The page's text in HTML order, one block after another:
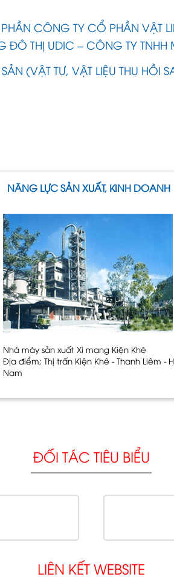
CÔNG TY CỔ PHẦN VẬT
ĐÔ THỊ UDIC – CÔNG TY TNHH
(VẬT TƯ, VẬT LIỆU THU HỒI
NĂNG LỰC SẢN XUẤT, KINH DOANH
Nhà máy sản xuất Xi mang Kiện Khê
Địa điểm; Thị trấn Kiện Khê - Thanh Liêm -
Nam
ĐỐI TÁC TIÊU BIỂU
LIÊN KẾT WEBSITE